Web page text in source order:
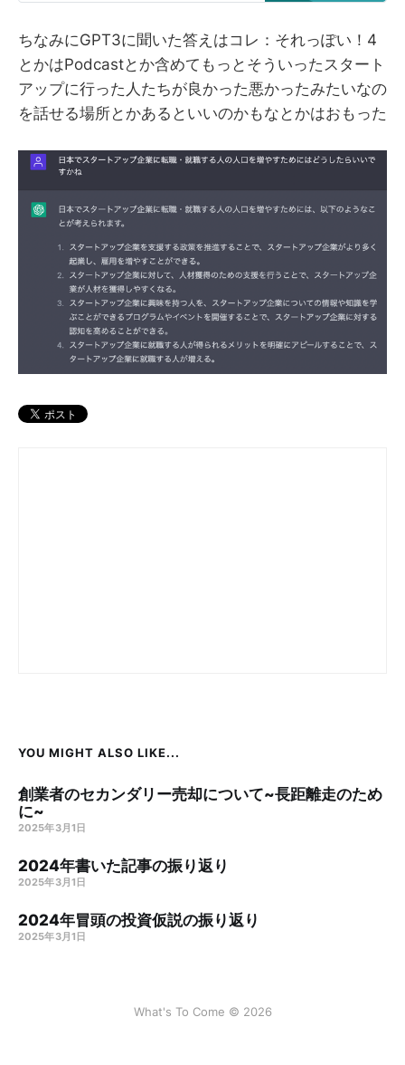
めることができます。30秒でユート
ラに簡単登録！
ちなみにGPT3に聞いた答えはコレ：それっぽい！4
とかはPodcastとか含めてもっとそういったスタート
アップに行った人たちが良かった悪かったみたいなの
を話せる場所とかあるといいのかもなとかはおもった
YOU MIGHT ALSO LIKE...
創業者のセカンダリー売却について~長距離走のため
に~
2025年3月1日
2024年書いた記事の振り返り
2025年3月1日
2024年冒頭の投資仮説の振り返り
2025年3月1日
What's To Come © 2026